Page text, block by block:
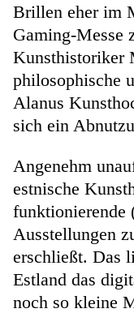
Brillen eher im
Gaming-Messe
Kunsthistoriker
philosophische
Alanus
sich ein
Angenehm
estnische
funktionierende
Ausstellungen
erschließt. Das
Estland das
noch so kleine